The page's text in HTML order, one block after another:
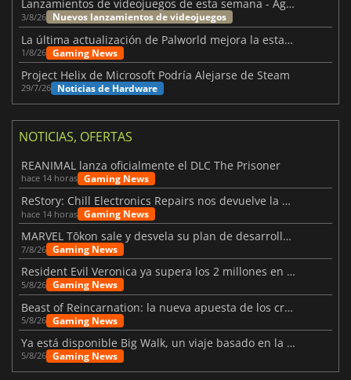
Lanzamientos de videojuegos de esta semana - Agosto de 2026 (semana 32)
3/8/26 Nuevos lanzamientos de videojuegos
La última actualización de Palworld mejora la estabilidad
1/8/26 Gaming News
Project Helix de Microsoft Podría Alejarse de Steam
29/7/26 Noticias de Hardware
NOTICIAS, OFERTAS
REANIMAL lanza oficialmente el DLC The Prisoner
hace 14 horas Gaming News
ReStory: Chill Electronics Repairs nos devuelve la nostalgia de los 2000
hace 14 horas Gaming News
MARVEL Tōkon sale y desvela su plan de desarrollo para el primer año
7/8/26 Gaming News
Resident Evil Veronica ya supera los 2 millones en listas de deseados
5/8/26 Gaming News
Beast of Reincarnation: la nueva apuesta de los creadores de Pokémon
5/8/26 Gaming News
Ya está disponible Big Walk, un viaje basado en la amistad
5/8/26 Gaming News